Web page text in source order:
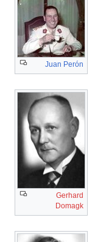
Juan Perón
Gerhard
Domagk